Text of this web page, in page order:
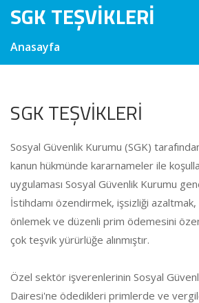
SGK TEŞVİKLERİ
Anasayfa
SGK TEŞVİKLERİ
Sosyal Güvenlik Kurumu (SGK)
kanun hükmünde kararnameler ile
uygulaması Sosyal Güvenlik Kurumu
İstihdamı özendirmek, işsizliği azaltmak,
önlemek ve düzenli prim ödemesini
çok teşvik yürürlüğe alınmıştır.
Özel sektör işverenlerinin Sosyal
Dairesi'ne ödedikleri primlerde ve